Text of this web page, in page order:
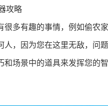
攻略
很多有趣的事情，例如偷农
人，因为您在这里无敌，问
和场景中的道具来发挥您的智